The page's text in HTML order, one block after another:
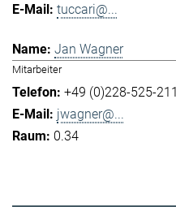
tuccari@...
Jan Wagner
Mitarbeiter
+49 (0)228-525-211
jwagner@...
0.34